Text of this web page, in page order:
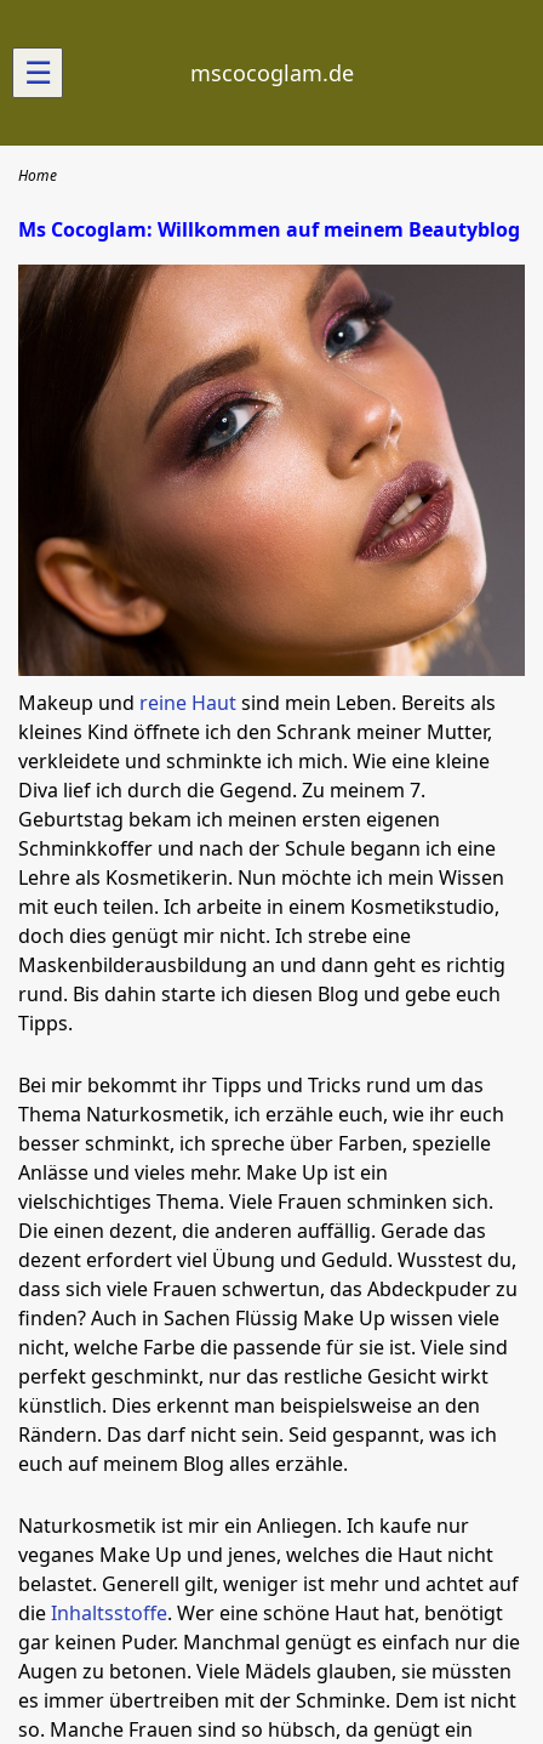
☰ mscocoglam.de
Home
Ms Cocoglam: Willkommen auf meinem Beautyblog
Makeup und reine Hautsind mein Leben. Bereits als
kleines Kind öffnete ich den Schrank meiner Mutter,
verkleidete und schminkte ich mich. Wie eine kleine
Diva lief ich durch die Gegend. Zu meinem 7.
Geburtstag bekam ich meinen ersten eigenen
Schminkkoffer und nach der Schule begann ich eine
Lehre als Kosmetikerin. Nun möchte ich mein Wissen
mit euch teilen. Ich arbeite in einem Kosmetikstudio,
doch dies genügt mir nicht. Ich strebe eine
Maskenbilderausbildung an und dann geht es richtig
rund. Bis dahin starte ich diesen Blog und gebe euch
Tipps.
Bei mir bekommt ihr Tipps und Tricks rund um das
Thema Naturkosmetik, ich erzähle euch, wie ihr euch
besser schminkt, ich spreche über Farben, spezielle
Anlässe und vieles mehr. Make Up ist ein
vielschichtiges Thema. Viele Frauen schminken sich.
Die einen dezent, die anderen auffällig. Gerade das
dezent erfordert viel Übung und Geduld. Wusstest du,
dass sich viele Frauen schwertun, das Abdeckpuder zu
finden? Auch in Sachen Flüssig Make Up wissen viele
nicht, welche Farbe die passende für sie ist. Viele sind
perfekt geschminkt, nur das restliche Gesicht wirkt
künstlich. Dies erkennt man beispielsweise an den
Rändern. Das darf nicht sein. Seid gespannt, was ich
euch auf meinem Blog alles erzähle.
Naturkosmetik ist mir ein Anliegen. Ich kaufe nur
veganes Make Up und jenes, welches die Haut nicht
belastet. Generell gilt, weniger ist mehr und achtet auf
dieInhaltsstoffe. Wer eine schöne Haut hat, benötigt
gar keinen Puder. Manchmal genügt es einfach nur die
Augen zu betonen. Viele Mädels glauben, sie müssten
es immer übertreiben mit der Schminke. Dem ist nicht
so. Manche Frauen sind so hübsch, da genügt ein